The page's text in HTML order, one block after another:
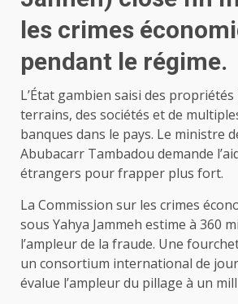
les crimes
pendant le régime.
L’État gambien saisi des
terrains, des sociétés et de
banques dans le pays. Le ministre
Abubacarr Tambadou demande
étrangers pour frapper plus fort.
La Commission sur les crimes
sous Yahya Jammeh estime à 360
l’ampleur de la fraude. Une
un consortium international de
évalue l’ampleur du pillage à un